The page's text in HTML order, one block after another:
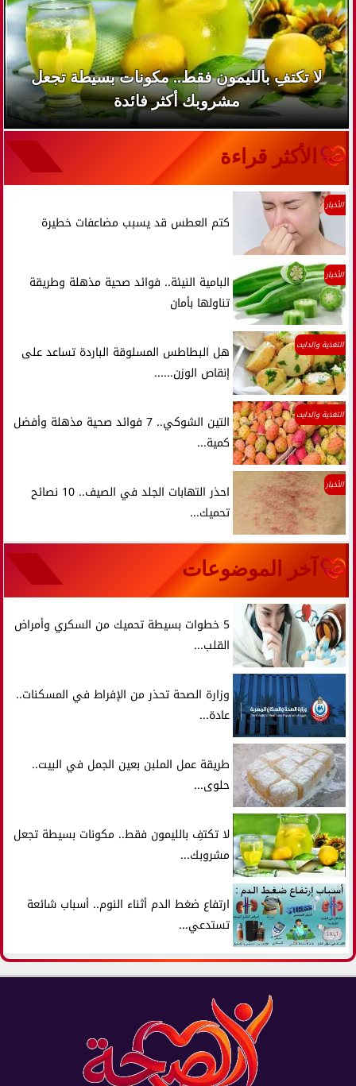
لا تكتفِ بالليمون فقط.. مكونات بسيطة تجعل
مشروبك أكثر فائدة
الأكثر قراءة
الأخبار
كتم العطس قد يسبب مضاعفات خطيرة
الأخبار
البامية النيئة.. فوائد صحية مذهلة وطريقة
تناولها بأمان
التغذية والدايت
هل البطاطس المسلوقة الباردة تساعد على
إنقاص الوزن......
التغذية والدايت
التين الشوكي.. 7 فوائد صحية مذهلة وأفضل
كمية...
الأخبار
احذر التهابات الجلد في الصيف.. 10 نصائح
تحميك...
آخر الموضوعات
5 خطوات بسيطة تحميك من السكري وأمراض
القلب...
وزارة الصحة تحذر من الإفراط في المسكنات..
عادة...
طريقة عمل الملبن بعين الجمل في البيت..
حلوى...
لا تكتفِ بالليمون فقط.. مكونات بسيطة تجعل
مشروبك...
ارتفاع ضغط الدم أثناء النوم.. أسباب شائعة
تستدعي...